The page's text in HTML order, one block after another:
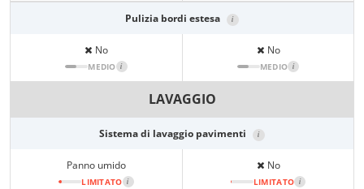
Pulizia bordi estesa i
No
MEDIO i
No
MEDIO i
LAVAGGIO
Sistema di lavaggio pavimenti i
Panno umido
LIMITATO i
No
LIMITATO i